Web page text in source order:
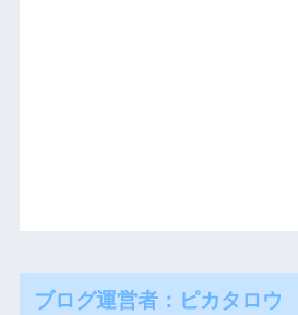
ブログ運営者：ピカタロウ